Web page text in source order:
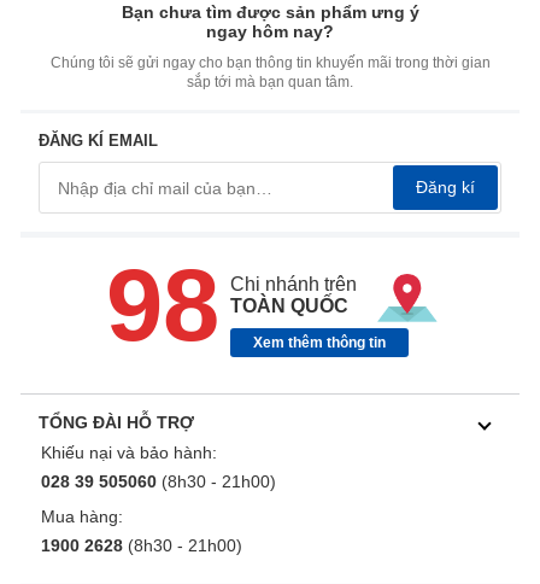
Bạn chưa tìm được sản phẩm ưng ý
ngay hôm nay?
Chúng tôi sẽ gửi ngay cho bạn thông tin khuyến mãi trong thời gian
sắp tới mà bạn quan tâm.
ĐĂNG KÍ EMAIL
Đăng kí
98
Chi nhánh trên
TOÀN QUỐC
Xem thêm thông tin
TỔNG ĐÀI HỖ TRỢ
Khiếu nại và bảo hành:
028 39 505060 (8h30 - 21h00)
Mua hàng:
1900 2628 (8h30 - 21h00)